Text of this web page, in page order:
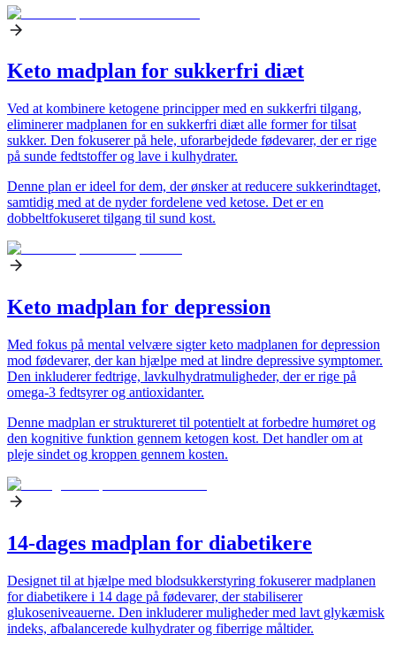
Keto madplan for sukkerfri diæt
Ved at kombinere ketogene principper med en sukkerfri tilgang,
eliminerer madplanen for en sukkerfri diæt alle former for tilsat
sukker. Den fokuserer på hele, uforarbejdede fødevarer, der er rige
på sunde fedtstoffer og lave i kulhydrater.
Denne plan er ideel for dem, der ønsker at reducere sukkerindtaget,
samtidig med at de nyder fordelene ved ketose. Det er en
dobbeltfokuseret tilgang til sund kost.
Keto madplan for depression
Med fokus på mental velvære sigter keto madplanen for depression
mod fødevarer, der kan hjælpe med at lindre depressive symptomer.
Den inkluderer fedtrige, lavkulhydratmuligheder, der er rige på
omega-3 fedtsyrer og antioxidanter.
Denne madplan er struktureret til potentielt at forbedre humøret og
den kognitive funktion gennem ketogen kost. Det handler om at
pleje sindet og kroppen gennem kosten.
14-dages madplan for diabetikere
Designet til at hjælpe med blodsukkerstyring fokuserer madplanen
for diabetikere i 14 dage på fødevarer, der stabiliserer
glukoseniveauerne. Den inkluderer muligheder med lavt glykæmisk
indeks, afbalancerede kulhydrater og fiberrige måltider.